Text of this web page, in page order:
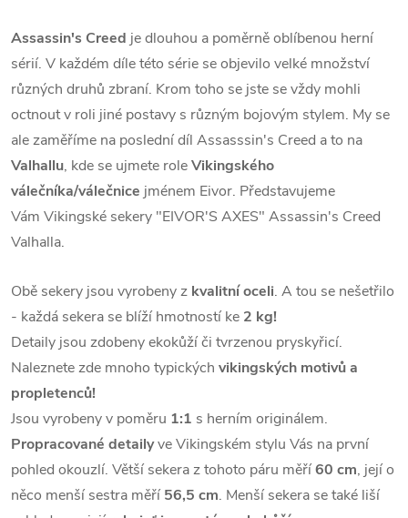
Assassin's Creed je dlouhou a poměrně oblíbenou herní
sérií. V každém díle této série se objevilo velké množství
různých druhů zbraní. Krom toho se jste se vždy mohli
octnout v roli jiné postavy s různým bojovým stylem. My se
ale zaměříme na poslední díl Assasssin's Creed a to na
Valhallu, kde se ujmete roleVikingského
válečníka/válečnice jménem Eivor. Představujeme
Vám Vikingské sekery "EIVOR'S AXES" Assassin's Creed
Valhalla.
Obě sekery jsou vyrobeny z kvalitní oceli. A tou se nešetřilo
- každá sekera se blíží hmotností ke 2 kg!
Detaily jsou zdobeny ekokůží či tvrzenou pryskyřicí.
Naleznete zde mnoho typických vikingských motivů a
propletenců!
Jsou vyrobeny v poměru 1:1 s herním originálem.
Propracované detailyve Vikingském stylu Vás na první
pohled okouzlí. Větší sekera z tohoto páru měří60 cm, její o
něco menší sestra měří 56,5 cm. Menší sekera se také liší